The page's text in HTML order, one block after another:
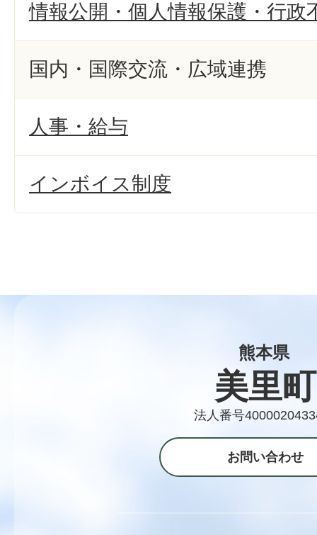
情報公開・個人情報保護・行政
国内・国際交流・広域連携
人事・給与
インボイス制度
熊本県
美里町
法人番号
お問い合わせ